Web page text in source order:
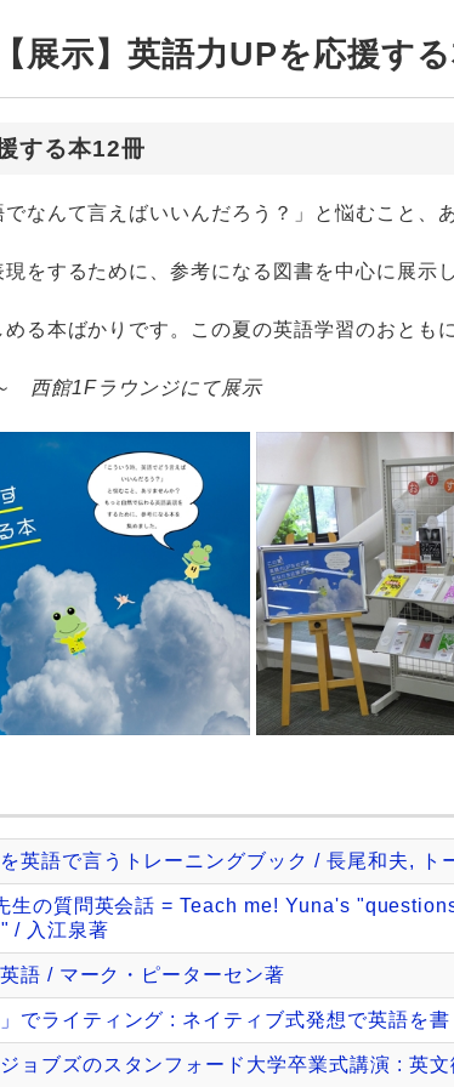
示】英語力UPを応援す
する本12冊
でなんて言えばいいんだろう？」と悩むこと、
をするために、参考になる図書を中心に展示
る本ばかりです。この夏の英語学習のおとも
西館1Fラウンジにて展示
英語で言うトレーニングブック / 長尾和夫, ト
生の質問英会話 = Teach me! Yuna's
/ 入江泉著
語 / マーク・ピーターセン著
」でライティング : ネイティブ式発想で英語を
ョブズのスタンフォード大学卒業式講演 : 英